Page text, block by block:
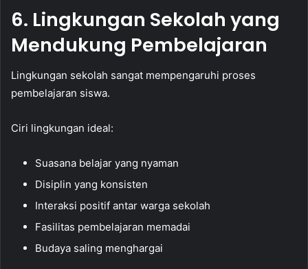
6. Lingkungan Sekolah yang
Mendukung Pembelajaran
Lingkungan sekolah sangat mempengaruhi proses
pembelajaran siswa.
Ciri lingkungan ideal:
Suasana belajar yang nyaman
Disiplin yang konsisten
Interaksi positif antar warga sekolah
Fasilitas pembelajaran memadai
Budaya saling menghargai